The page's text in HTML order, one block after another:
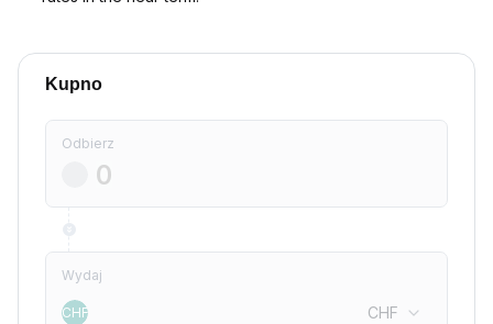
Kupno
Odbierz
Wydaj
CHF CHF